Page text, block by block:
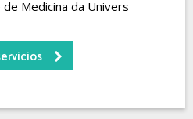
de Medicina da Univers